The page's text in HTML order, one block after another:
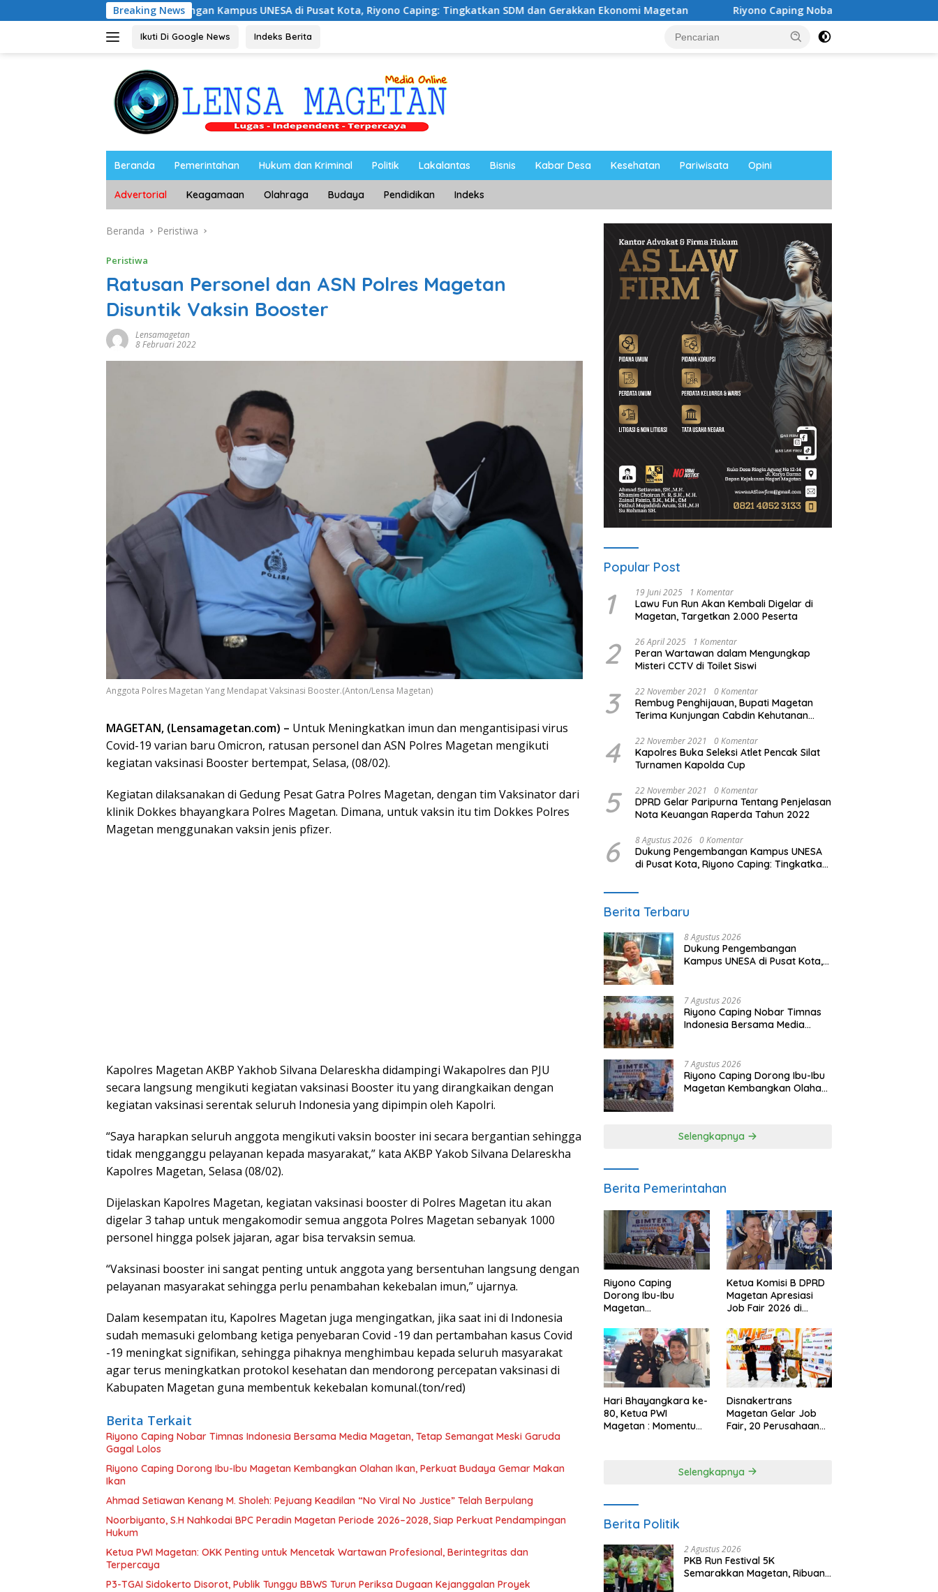
ke
Breaking News
Pengembangan Kampus UNESA di Pusat Kota, Riyono Caping: Tingkatkan SDM dan Gerakkan Ekonomi Magetan Riyono Caping Nobar Timnas Indonesia Bersama Media
Ikuti Di Google News Indeks Berita
Beranda Pemerintahan Hukum dan Kriminal Politik Lakalantas Bisnis Kabar Desa Kesehatan Pariwisata Opini
Advertorial Keagamaan Olahraga Budaya Pendidikan Indeks
Beranda Peristiwa
Peristiwa
Ratusan Personel dan ASN Polres Magetan
Disuntik Vaksin Booster
Lensamagetan
8 Februari 2022
Anggota Polres Magetan Yang Mendapat Vaksinasi Booster.(Anton/Lensa Magetan)
MAGETAN, (Lensamagetan.com) – Untuk Meningkatkan imun dan mengantisipasi virus
Covid-19 varian baru Omicron, ratusan personel dan ASN Polres Magetan mengikuti
kegiatan vaksinasi Booster bertempat, Selasa, (08/02).
Kegiatan dilaksanakan di Gedung Pesat Gatra Polres Magetan, dengan tim Vaksinator dari
klinik Dokkes bhayangkara Polres Magetan. Dimana, untuk vaksin itu tim Dokkes Polres
Magetan menggunakan vaksin jenis pfizer.
Kapolres Magetan AKBP Yakhob Silvana Delareskha didampingi Wakapolres dan PJU
secara langsung mengikuti kegiatan vaksinasi Booster itu yang dirangkaikan dengan
kegiatan vaksinasi serentak seluruh Indonesia yang dipimpin oleh Kapolri.
“Saya harapkan seluruh anggota mengikuti vaksin booster ini secara bergantian sehingga
tidak mengganggu pelayanan kepada masyarakat,” kata AKBP Yakob Silvana Delareskha
Kapolres Magetan, Selasa (08/02).
Dijelaskan Kapolres Magetan, kegiatan vaksinasi booster di Polres Magetan itu akan
digelar 3 tahap untuk mengakomodir semua anggota Polres Magetan sebanyak 1000
personel hingga polsek jajaran, agar bisa tervaksin semua.
“Vaksinasi booster ini sangat penting untuk anggota yang bersentuhan langsung dengan
pelayanan masyarakat sehingga perlu penambahan kekebalan imun,” ujarnya.
Dalam kesempatan itu, Kapolres Magetan juga mengingatkan, jika saat ini di Indonesia
sudah memasuki gelombang ketiga penyebaran Covid -19 dan pertambahan kasus Covid
-19 meningkat signifikan, sehingga pihaknya menghimbau kepada seluruh masyarakat
agar terus meningkatkan protokol kesehatan dan mendorong percepatan vaksinasi di
Kabupaten Magetan guna membentuk kekebalan komunal.(ton/red)
Berita Terkait
Riyono Caping Nobar Timnas Indonesia Bersama Media Magetan, Tetap Semangat Meski Garuda
Gagal Lolos
Riyono Caping Dorong Ibu-Ibu Magetan Kembangkan Olahan Ikan, Perkuat Budaya Gemar Makan
Ikan
Ahmad Setiawan Kenang M. Sholeh: Pejuang Keadilan “No Viral No Justice” Telah Berpulang
Noorbiyanto, S.H Nahkodai BPC Peradin Magetan Periode 2026–2028, Siap Perkuat Pendampingan
Hukum
Ketua PWI Magetan: OKK Penting untuk Mencetak Wartawan Profesional, Berintegritas dan
Terpercaya
P3-TGAI Sidokerto Disorot, Publik Tunggu BBWS Turun Periksa Dugaan Kejanggalan Proyek
Popular Post
1 19 Juni 2025 1 Komentar
Lawu Fun Run Akan Kembali Digelar di
Magetan, Targetkan 2.000 Peserta
2 26 April 2025 1 Komentar
Peran Wartawan dalam Mengungkap
Misteri CCTV di Toilet Siswi
3 22 November 2021 0 Komentar
Rembug Penghijauan, Bupati Magetan
Terima Kunjungan Cabdin Kehutanan
4 22 November 2021 0 Komentar
Kapolres Buka Seleksi Atlet Pencak Silat
Turnamen Kapolda Cup
5 22 November 2021 0 Komentar
DPRD Gelar Paripurna Tentang Penjelasan
Nota Keuangan Raperda Tahun 2022
6 8 Agustus 2026 0 Komentar
Dukung Pengembangan Kampus UNESA
di Pusat Kota, Riyono Caping: Tingkatkan
Berita Terbaru
8 Agustus 2026
Dukung Pengembangan
Kampus UNESA di Pusat Kota,
Magetan
7 Agustus 2026
Riyono Caping Nobar Timnas
Indonesia Bersama Media
7 Agustus 2026
Riyono Caping Dorong Ibu-Ibu
Magetan Kembangkan Olahan
Selengkapnya
Berita Pemerintahan
Riyono Caping
Dorong Ibu-Ibu
Magetan
Ikan, Perkuat Budaya
Gemar Makan Ikan
Ketua Komisi B DPRD
Magetan Apresiasi
Job Fair 2026 di
Anggaran
Hari Bhayangkara ke-
80, Ketua PWI
Magetan : Momentum
Disnakertrans
Magetan Gelar Job
Fair, 20 Perusahaan
Selengkapnya
Berita Politik
2 Agustus 2026
PKB Run Festival 5K
Semarakkan Magetan, Ribuan